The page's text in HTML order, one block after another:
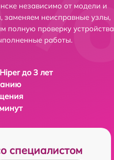
независимо от модели и
заменяем неисправные узлы,
полную проверку устройства
работы.
до 3 лет
специалистом